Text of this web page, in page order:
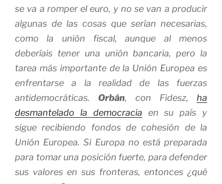
se va a romper el euro, y no se van a producir
algunas de las cosas que serían necesarias,
como la unión fiscal, aunque al menos
deberíais tener una unión bancaria, pero la
tarea más importante de la Unión Europea es
enfrentarse a la realidad de las fuerzas
antidemocráticas. Orbán, con Fidesz, ha
desmantelado la democracia en su país y
sigue recibiendo fondos de cohesión de la
Unión Europea. Si Europa no está preparada
para tomar una posición fuerte, para defender
sus valores en sus fronteras, entonces ¿qué